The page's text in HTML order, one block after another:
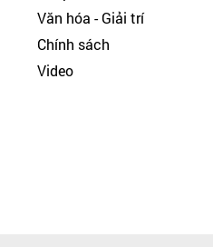
Văn hóa - Giải trí
Chính sách
Video